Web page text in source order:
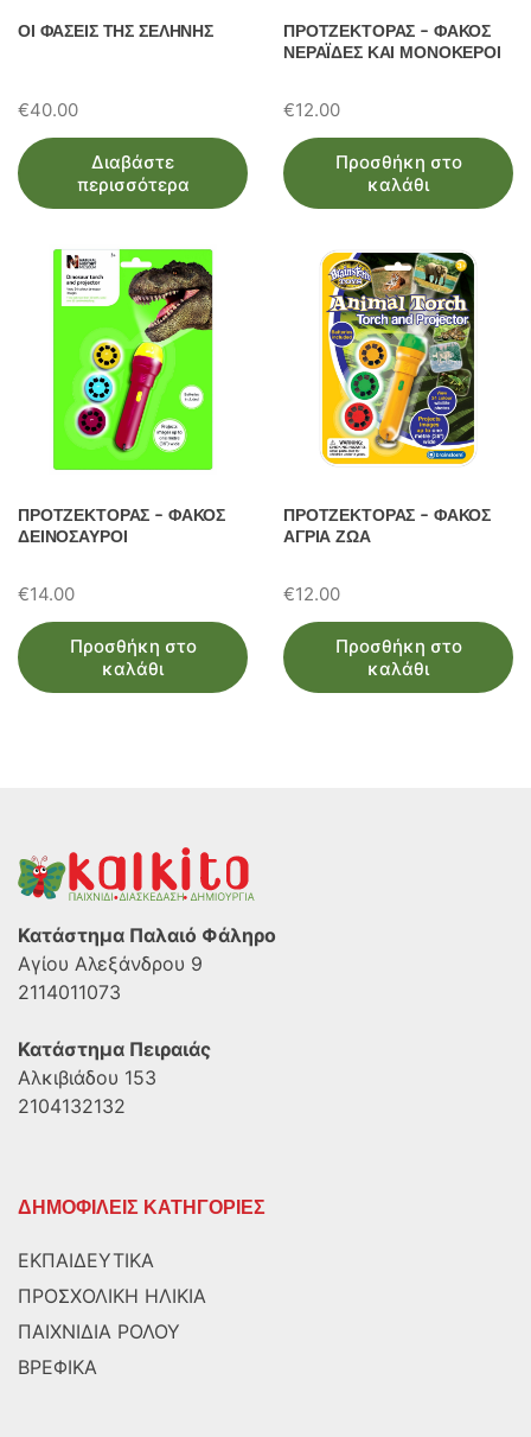
ΟΙ ΦΑΣΕΙΣ ΤΗΣ ΣΕΛΗΝΗΣ
€40.00
Διαβάστε
περισσότερα
ΠΡΟΤΖΕΚΤΟΡΑΣ – ΦΑΚΟΣ
ΝΕΡΑΪΔΕΣ ΚΑΙ ΜΟΝΟΚΕΡΟΙ
€12.00
Προσθήκη στο
καλάθι
ΠΡΟΤΖΕΚΤΟΡΑΣ – ΦΑΚΟΣ
ΔΕΙΝΟΣΑΥΡΟΙ
€14.00
Προσθήκη στο
καλάθι
ΠΡΟΤΖΕΚΤΟΡΑΣ – ΦΑΚΟΣ
ΑΓΡΙΑ ΖΩΑ
€12.00
Προσθήκη στο
καλάθι
Κατάστημα Παλαιό Φάληρο
Αγίου Αλεξάνδρου 9
2114011073
Κατάστημα Πειραιάς
Αλκιβιάδου 153
2104132132
ΔΗΜΟΦΙΛΕΙΣ ΚΑΤΗΓΟΡΙΕΣ
ΕΚΠΑΙΔΕΥΤΙΚΑ
ΠΡΟΣΧΟΛΙΚΗ ΗΛΙΚΙΑ
ΠΑΙΧΝΙΔΙΑ ΡΟΛΟΥ
ΒΡΕΦΙΚΑ